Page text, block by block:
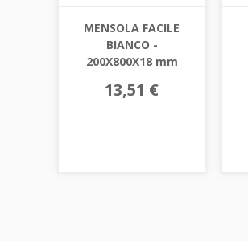
MENSOLA FACILE
BIANCO -
200X800X18 mm
13,51 €